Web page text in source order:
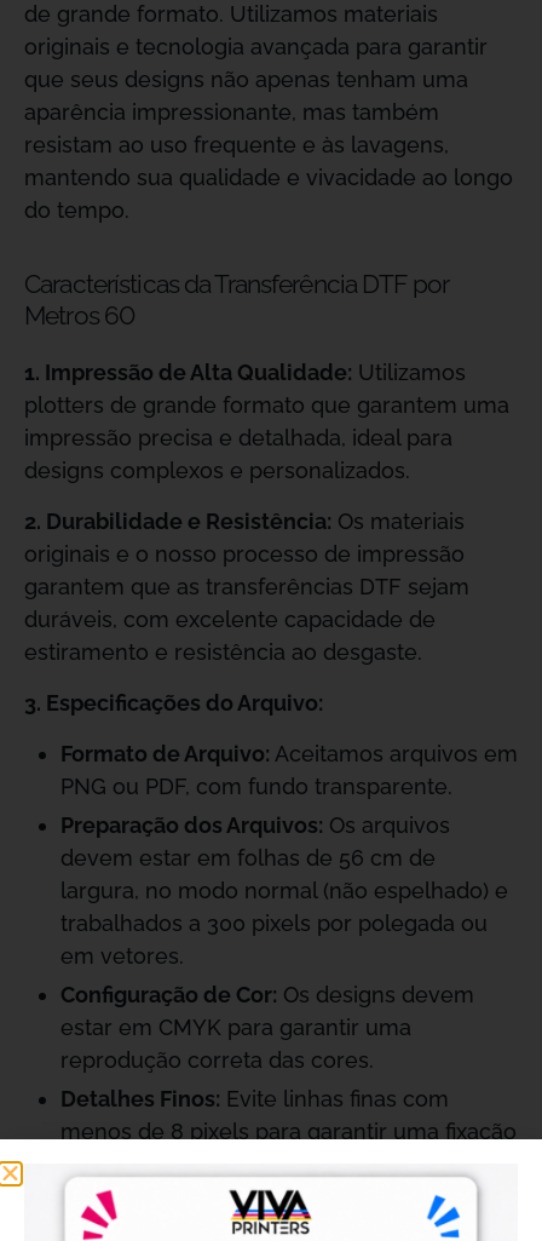
de grande formato. Utilizamos materiais
originais e tecnologia avançada para garantir
que seus designs não apenas tenham uma
aparência impressionante, mas também
resistam ao uso frequente e às lavagens,
mantendo sua qualidade e vivacidade ao longo
do tempo.
Características da Transferência DTF por
Metros 60
1. Impressão de Alta Qualidade: Utilizamos
plotters de grande formato que garantem uma
impressão precisa e detalhada, ideal para
designs complexos e personalizados.
2. Durabilidade e Resistência: Os materiais
originais e o nosso processo de impressão
garantem que as transferências DTF sejam
duráveis, com excelente capacidade de
estiramento e resistência ao desgaste.
3. Especificações do Arquivo:
Formato de Arquivo: Aceitamos arquivos em
PNG ou PDF, com fundo transparente.
Preparação dos Arquivos: Os arquivos
devem estar em folhas de 56 cm de
largura, no modo normal (não espelhado) e
trabalhados a 300 pixels por polegada ou
em vetores.
Configuração de Cor: Os designs devem
estar em CMYK para garantir uma
reprodução correta das cores.
Detalhes Finos: Evite linhas finas com
menos de 8 pixels para garantir uma fixação
4. Rapidez na Entrega:Dispomos de 4